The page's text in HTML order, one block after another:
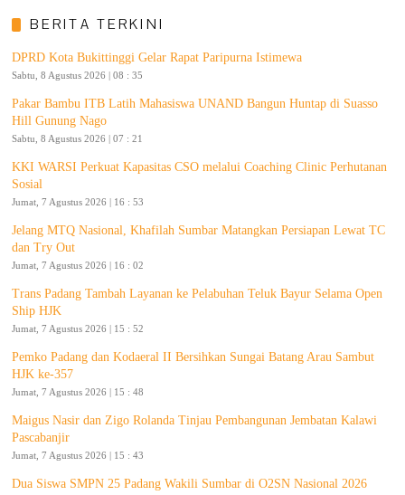
BERITA TERKINI
DPRD Kota Bukittinggi Gelar Rapat Paripurna Istimewa
Sabtu, 8 Agustus 2026 | 08 : 35
Pakar Bambu ITB Latih Mahasiswa UNAND Bangun Huntap di Suasso
Hill Gunung Nago
Sabtu, 8 Agustus 2026 | 07 : 21
KKI WARSI Perkuat Kapasitas CSO melalui Coaching Clinic Perhutanan
Sosial
Jumat, 7 Agustus 2026 | 16 : 53
Jelang MTQ Nasional, Khafilah Sumbar Matangkan Persiapan Lewat TC
dan Try Out
Jumat, 7 Agustus 2026 | 16 : 02
Trans Padang Tambah Layanan ke Pelabuhan Teluk Bayur Selama Open
Ship HJK
Jumat, 7 Agustus 2026 | 15 : 52
Pemko Padang dan Kodaeral II Bersihkan Sungai Batang Arau Sambut
HJK ke-357
Jumat, 7 Agustus 2026 | 15 : 48
Maigus Nasir dan Zigo Rolanda Tinjau Pembangunan Jembatan Kalawi
Pascabanjir
Jumat, 7 Agustus 2026 | 15 : 43
Dua Siswa SMPN 25 Padang Wakili Sumbar di O2SN Nasional 2026